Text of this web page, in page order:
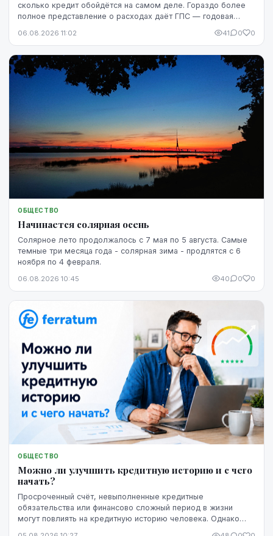
сколько кредит обойдётся на самом деле. Гораздо более
полное представление о расходах даёт ГПС — годовая
06.08.2026 11:02 41 0 0
ОБЩЕСТВО
Начинается солярная осень
Солярное лето продолжалось с 7 мая по 5 августа. Самые
темные три месяца года - солярная зима - продлятся с 6
ноября по 4 февраля.
06.08.2026 10:45 40 0 0
ОБЩЕСТВО
Можно ли улучшить кредитную историю и с чего
начать?
Просроченный счёт, невыполненные кредитные
обязательства или финансово сложный период в жизни
могут повлиять на кредитную историю человека. Однако